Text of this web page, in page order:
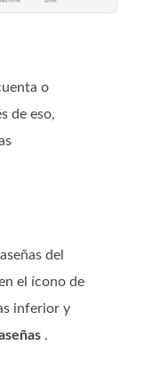
o
de eso,
del
el ícono de
inferior y
.